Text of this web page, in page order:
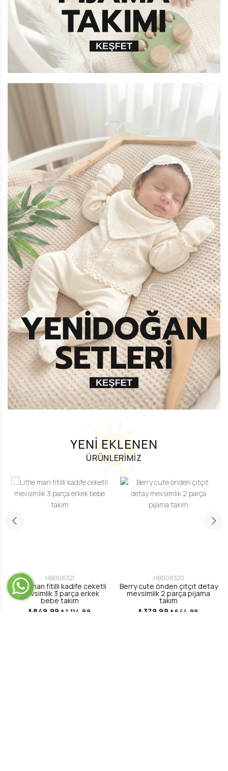
YENİ EKLENEN
ÜRÜNLERİMİZ
HB008321
Little man fitilli kadife ceketli
mevsimlik 3 parça erkek
bebe takım
₺849,99₺1.114,99
HB008320
Berry cute önden çıtçıt detay
mevsimlik 2 parça pijama
takım
₺379,99 ₺644,99